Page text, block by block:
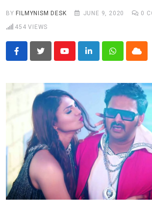
MORE
BY FILMYNISM DESK JUNE 9, 2020 0
454 VIEWS
YoutubeLinkedInWhatsappCloud